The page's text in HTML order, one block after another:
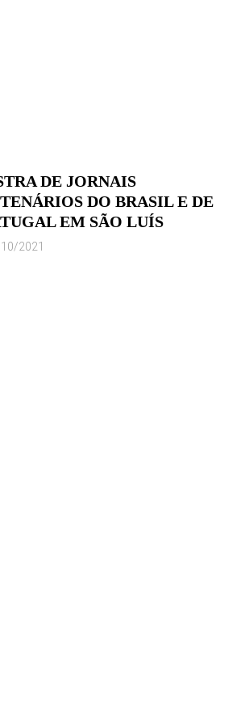
DE JORNAIS
DO BRASIL E DE
EM SÃO LUÍS
2021